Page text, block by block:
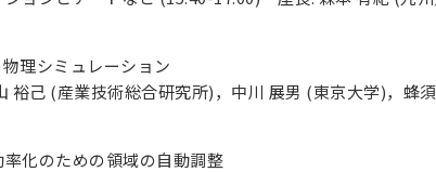
理シミュレーション
裕己 (産業技術総合研究所)，中川 展男 (東京大学)，蜂
化のための領域の自動調整